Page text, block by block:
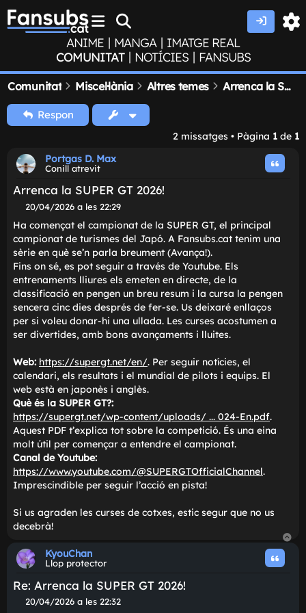
ANIME | MANGA | IMATGE REAL
COMUNITAT | NOTÍCIES | FANSUBS
Comunitat Miscel·lània Altres temes Arrenca la SUPER GT 2026!
Respon
2 missatges • Pàgina 1 de 1
Portgas D. Max
Conill atrevit
Arrenca la SUPER GT 2026!
M
i
s
s
a
t
g
e
20/04/2026 a les 22:29
Ha començat el campionat de la SUPER GT, el principal
campionat de turismes del Japó. A Fansubs.cat tenim
sèrie en què se'n parla breument (Avança!).
Fins on sé, es pot seguir a través de Youtube. Els
entrenaments lliures els emeten en directe, de la
classificació en pengen un breu resum i la cursa la
sencera cinc dies després de fer-se. Us deixaré enllaços
per si voleu donar-hi una ullada. Les curses acostumen
ser divertides, amb bons avançaments i lluites.
Web: https://supergt.net/en/
calendari, els resultats i el mundial de pilots i equips. El
web està en japonès i anglès.
Què és la SUPER GT?:
https://supergt.net/wp-content/uploads/ ... 024-En.pdf
Aquest PDF t'explica tot sobre la competició. És una
molt útil per començar a entendre el campionat.
Canal de Youtube:
https://www.youtube.com/@SUPERGTOfficialChannel
Si us agraden les curses de cotxes, estic segur que no us
decebrà!